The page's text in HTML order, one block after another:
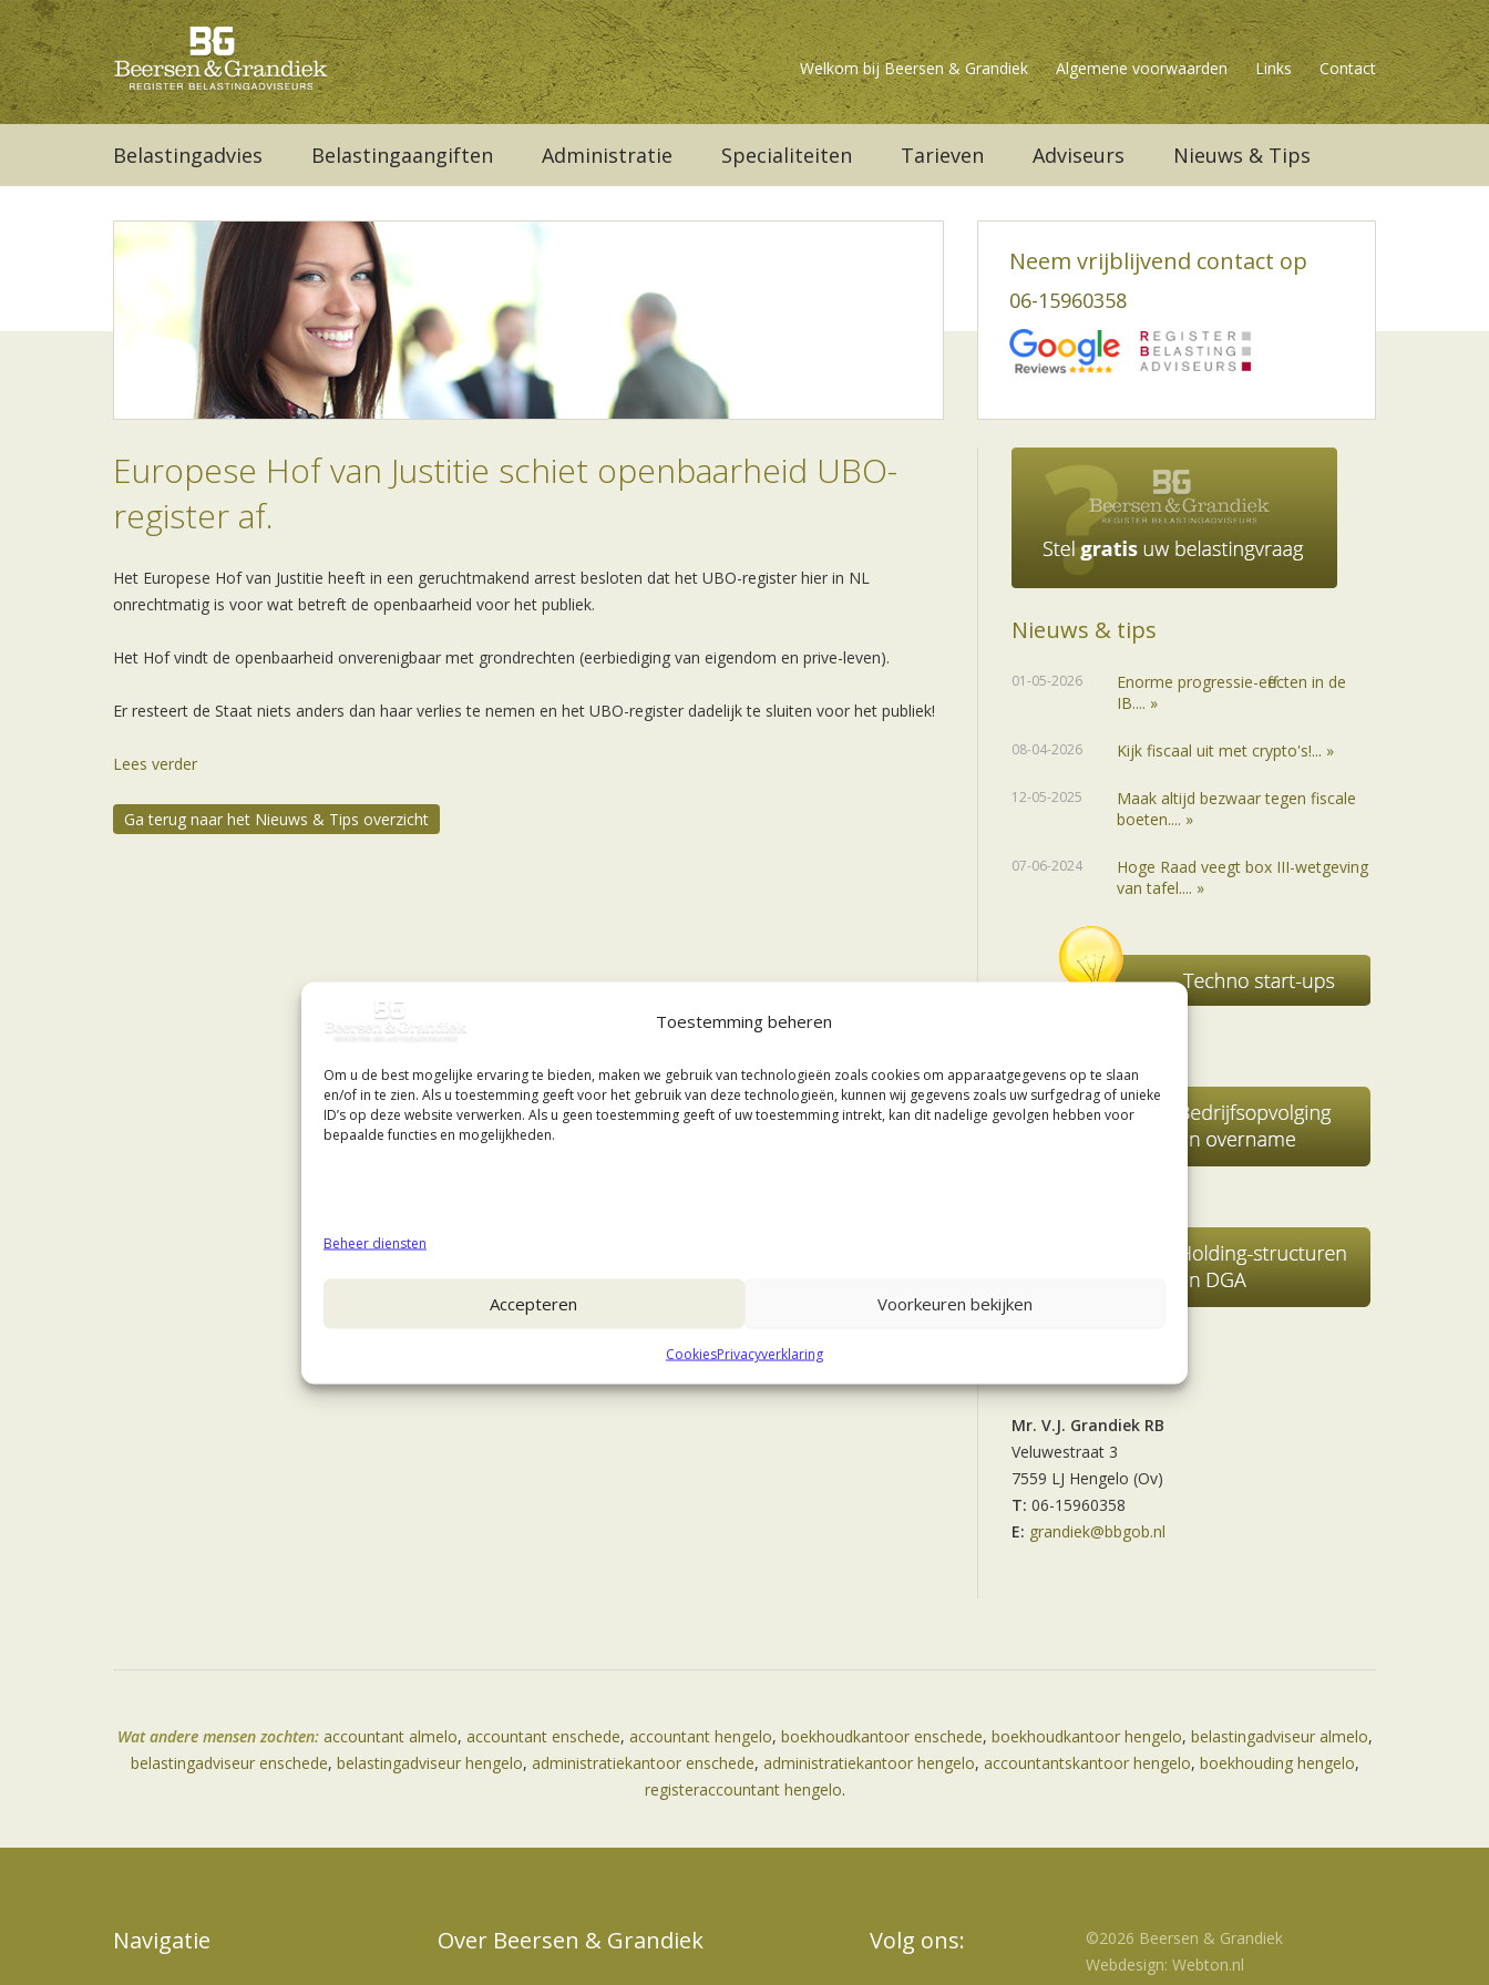
Toestemming beheren
Om u de best mogelijke ervaring te bieden, maken we gebruik van technologieën zoals cookies om apparaatgegevens op te slaan
en/of in te zien. Als u toestemming geeft voor het gebruik van deze technologieën, kunnen wij gegevens zoals uw surfgedrag of unieke
ID’s op deze website verwerken. Als u geen toestemming geeft of uw toestemming intrekt, kan dit nadelige gevolgen hebben voor
bepaalde functies en mogelijkheden.
Beheer diensten
Accepteren Voorkeuren bekijken
CookiesPrivacyverklaring
Welkom bij Beersen & Grandiek Algemene voorwaarden Links Contact
Belastingadvies Belastingaangiften Administratie Specialiteiten Tarieven Adviseurs Nieuws & Tips
Neem vrijblijvend contact op
06-15960358
Europese Hof van Justitie schiet openbaarheid UBO-
register af.
Het Europese Hof van Justitie heeft in een geruchtmakend arrest besloten dat het UBO-register hier in NL
onrechtmatig is voor wat betreft de openbaarheid voor het publiek.
Het Hof vindt de openbaarheid onverenigbaar met grondrechten (eerbiediging van eigendom en prive-leven).
Er resteert de Staat niets anders dan haar verlies te nemen en het UBO-register dadelijk te sluiten voor het publiek!
Lees verder
Ga terug naar het Nieuws & Tips overzicht
Nieuws & tips
01-05-2026
Enorme progressie-effecten in de
IB.... »
08-04-2026 Kijk fiscaal uit met crypto's!... »
12-05-2025
Maak altijd bezwaar tegen fiscale
boeten.... »
07-06-2024
Hoge Raad veegt box III-wetgeving
van tafel.... »
Mr. V.J. Grandiek RB
Veluwestraat 3
7559 LJ Hengelo (Ov)
T: 06-15960358
E: grandiek@bbgob.nl
Wat andere mensen zochten: accountant almelo, accountant enschede, accountant hengelo, boekhoudkantoor enschede, boekhoudkantoor hengelo, belastingadviseur almelo,
belastingadviseur enschede, belastingadviseur hengelo, administratiekantoor enschede, administratiekantoor hengelo, accountantskantoor hengelo, boekhouding hengelo,
registeraccountant hengelo.
Navigatie Over Beersen & Grandiek Volg ons:
©2026 Beersen & Grandiek
Webdesign: Webton.nl